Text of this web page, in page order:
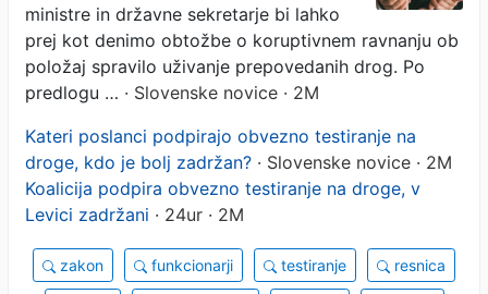
ministre in državne sekretarje bi lahko
prej kot denimo obtožbe o koruptivnem ravnanju ob
položaj spravilo uživanje prepovedanih drog. Po
predlogu … · Slovenske novice · 2M
Kateri poslanci podpirajo obvezno testiranje na
droge, kdo je bolj zadržan? · Slovenske novice · 2M
Koalicija podpira obvezno testiranje na droge, v
Levici zadržani · 24ur · 2M
zakon funkcionarji testiranje resnica